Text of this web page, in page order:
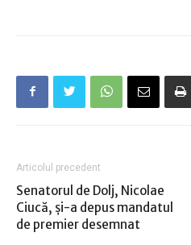
Articolul precedent
Senatorul de Dolj, Nicolae
Ciucă, şi-a depus mandatul
de premier desemnat